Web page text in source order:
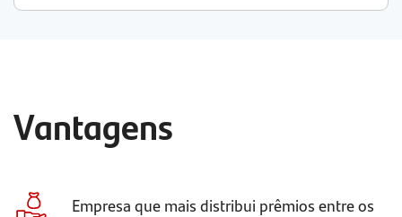
Vantagens
Empresa que mais distribui prêmios entre os